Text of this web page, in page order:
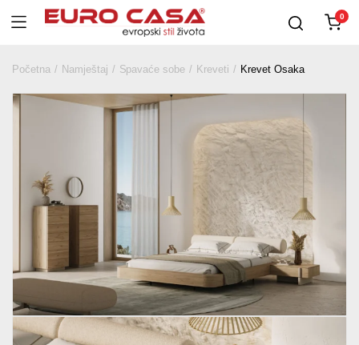
0
Početna Namještaj Spavaće sobe Kreveti Krevet Osaka